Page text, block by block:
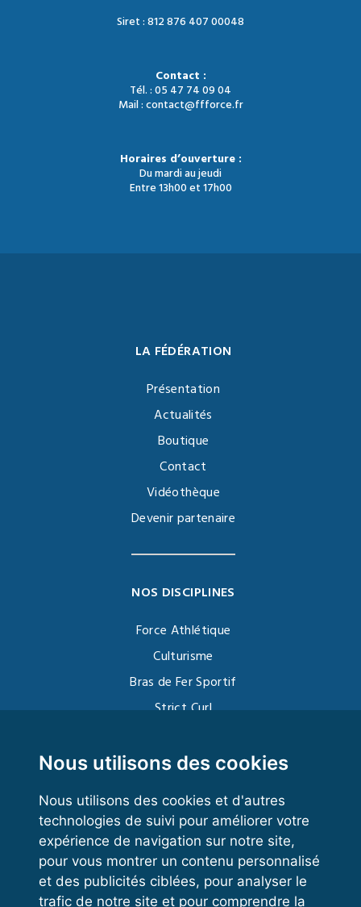
Nous utilisons des cookies
Nous utilisons des cookies et d'autres
technologies de suivi pour améliorer votre
expérience de navigation sur notre site,
pour vous montrer un contenu personnalisé
et des publicités ciblées, pour analyser le
trafic de notre site et pour comprendre la
Siret : 812 876 407 00048
Contact :
Tél. : 05 47 74 09 04
Mail : contact@ffforce.fr
Horaires d’ouverture :
Du mardi au jeudi
Entre 13h00 et 17h00
LA FÉDÉRATION
Présentation
Actualités
Boutique
Contact
Vidéothèque
Devenir partenaire
NOS DISCIPLINES
Force Athlétique
Culturisme
Bras de Fer Sportif
Strict Curl
Kettlebell
VOS ESPACES
Espace dirigeant
Espace licencié